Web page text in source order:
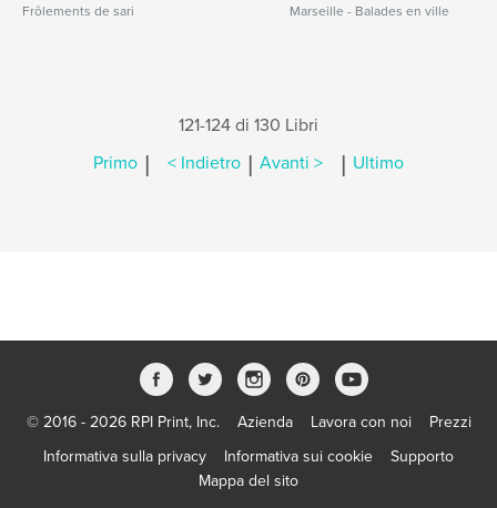
Frôlements de sari Marseille - Balades en ville
121-124 di 130 Libri
Primo | < Indietro | Avanti > | Ultimo
© 2016 - 2026 RPI Print, Inc. Azienda Lavora con noi
Prezzi
Informativa sulla privacy
Informativa sui cookie
Supporto
Mappa del sito